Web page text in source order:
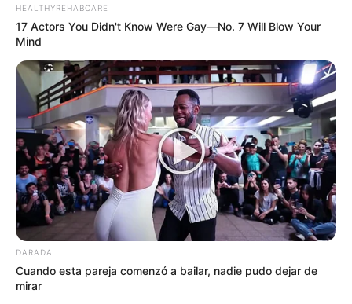
HEALTHYREHABCARE
17 Actors You Didn't Know Were Gay—No. 7 Will Blow Your
Mind
DARADA
Cuando esta pareja comenzó a bailar, nadie pudo dejar de
mirar